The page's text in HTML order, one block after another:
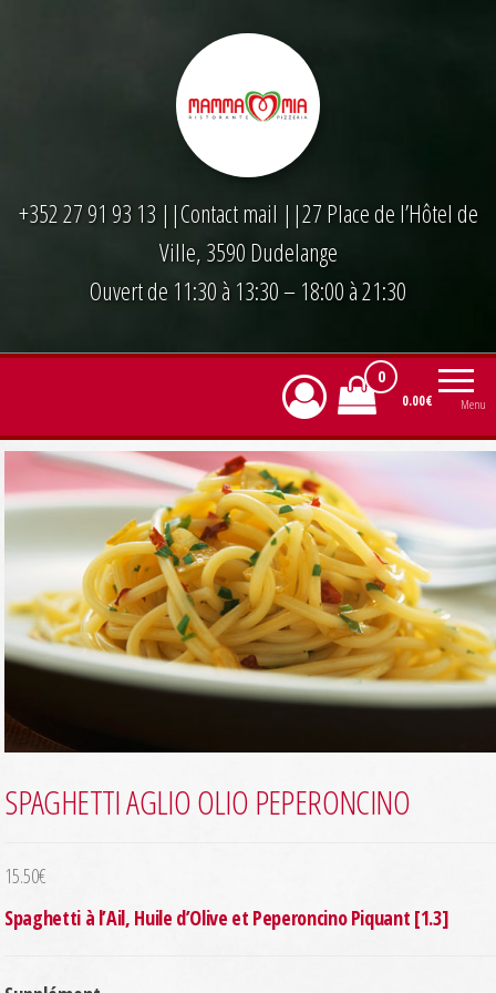
+352 27 91 93 13 ||Contact mail ||27 Place de l’Hôtel de
Ville, 3590 Dudelange
Ouvert de 11:30 à 13:30 – 18:00 à 21:30
Menu
0
0.00€
SPAGHETTI AGLIO OLIO PEPERONCINO
15.50€
Spaghetti à l’Ail, Huile d’Olive et Peperoncino Piquant [1.3]